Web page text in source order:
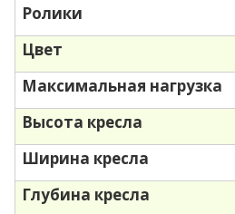
Ролики
Цвет
Максимальная нагрузка
Высота кресла
Ширина кресла
Глубина кресла